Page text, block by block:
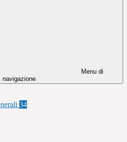
Menu di
navigazione
34